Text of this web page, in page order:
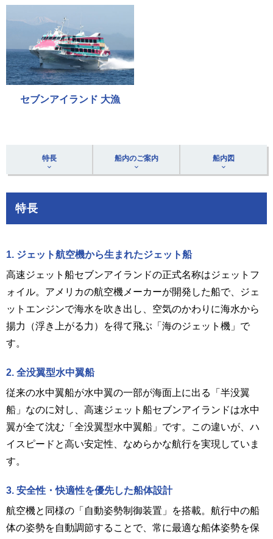
セブンアイランド 大漁
特長 船内のご案内 船内図
特長
1. ジェット航空機から生まれたジェット船
高速ジェット船セブンアイランドの正式名称はジェットフ
ォイル。アメリカの航空機メーカーが開発した船で、ジェ
ットエンジンで海水を吹き出し、空気のかわりに海水から
揚力（浮き上がる力）を得て飛ぶ「海のジェット機」で
す。
2. 全没翼型水中翼船
従来の水中翼船が水中翼の一部が海面上に出る「半没翼
船」なのに対し、高速ジェット船セブンアイランドは水中
翼が全て沈む「全没翼型水中翼船」です。この違いが、ハ
イスピードと高い安定性、なめらかな航行を実現していま
す。
3. 安全性・快適性を優先した船体設計
航空機と同様の「自動姿勢制御装置」を搭載。航行中の船
体の姿勢を自動調節することで、常に最適な船体姿勢を保